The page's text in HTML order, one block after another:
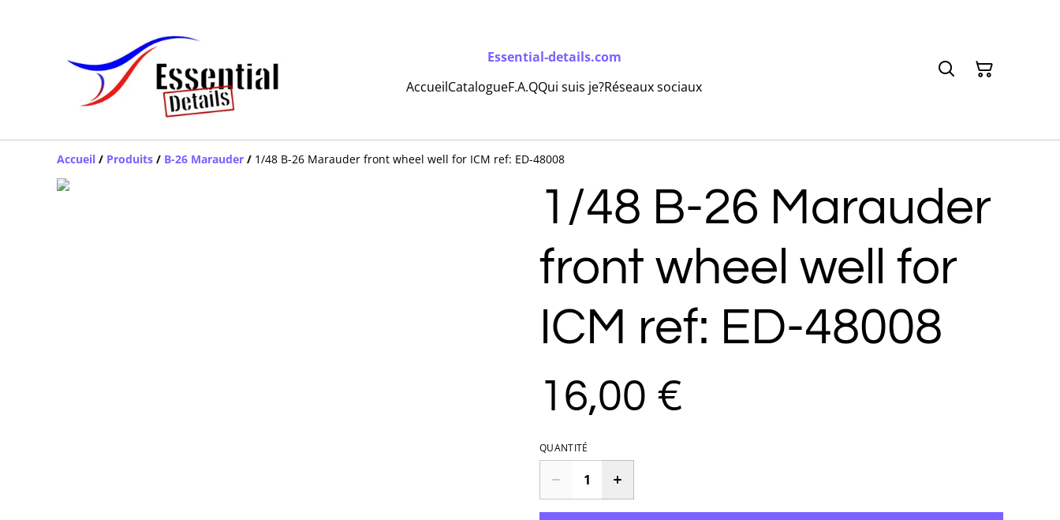
Essential-details.com
AccueilCatalogueF.A.QQui suis je?Réseaux sociaux
Accueil / Produits / B-26 Marauder / 1/48 B-26 Marauder front wheel well for ICM ref: ED-48008
1/48 B-26 Marauder
front wheel well for
ICM ref: ED-48008
16,00 €
QUANTITÉ